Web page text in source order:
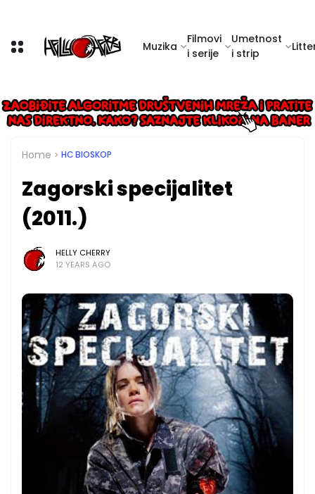
Muzika
Filmovi
i serije
Umetnost
i strip
Home HC BIOSKOP
Zagorski specijalitet
(2011.)
HELLY CHERRY
12 YEARS AGO